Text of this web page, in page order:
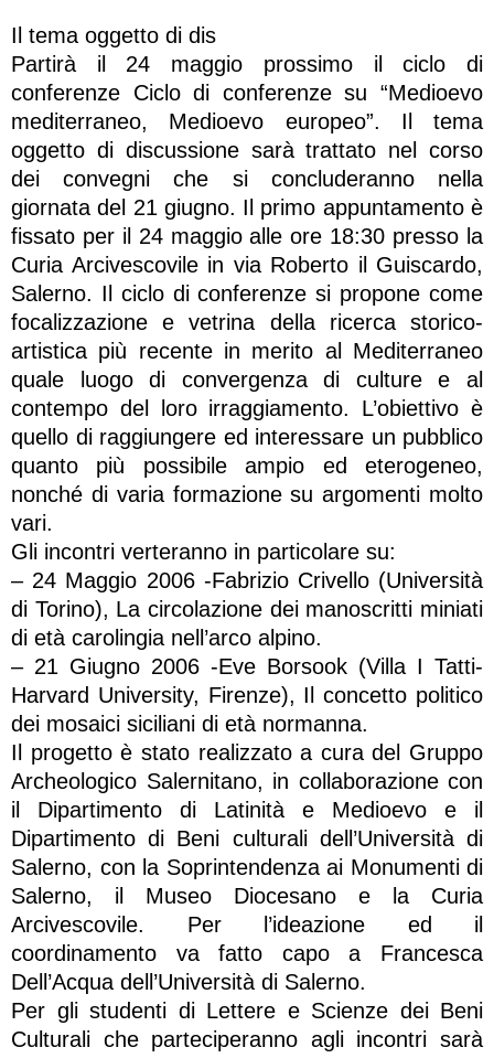
Il tema oggetto di dis
Partirà il 24 maggio prossimo il ciclo di
conferenze Ciclo di conferenze su “Medioevo
mediterraneo, Medioevo europeo”. Il tema
oggetto di discussione sarà trattato nel corso
dei convegni che si concluderanno nella
giornata del 21 giugno. Il primo appuntamento è
fissato per il 24 maggio alle ore 18:30 presso la
Curia Arcivescovile in via Roberto il Guiscardo,
Salerno. Il ciclo di conferenze si propone come
focalizzazione e vetrina della ricerca storico-
artistica più recente in merito al Mediterraneo
quale luogo di convergenza di culture e al
contempo del loro irraggiamento. L’obiettivo è
quello di raggiungere ed interessare un pubblico
quanto più possibile ampio ed eterogeneo,
nonché di varia formazione su argomenti molto
vari.
Gli incontri verteranno in particolare su:
– 24 Maggio 2006 -Fabrizio Crivello (Università
di Torino), La circolazione dei manoscritti miniati
di età carolingia nell’arco alpino.
– 21 Giugno 2006 -Eve Borsook (Villa I Tatti-
Harvard University, Firenze), Il concetto politico
dei mosaici siciliani di età normanna.
Il progetto è stato realizzato a cura del Gruppo
Archeologico Salernitano, in collaborazione con
il Dipartimento di Latinità e Medioevo e il
Dipartimento di Beni culturali dell’Università di
Salerno, con la Soprintendenza ai Monumenti di
Salerno, il Museo Diocesano e la Curia
Arcivescovile. Per l’ideazione ed il
coordinamento va fatto capo a Francesca
Dell’Acqua dell’Università di Salerno.
Per gli studenti di Lettere e Scienze dei Beni
Culturali che parteciperanno agli incontri sarà